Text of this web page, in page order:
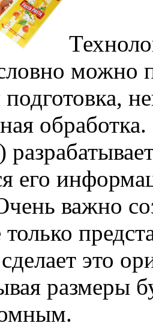
можно
его
важно
это
размеры